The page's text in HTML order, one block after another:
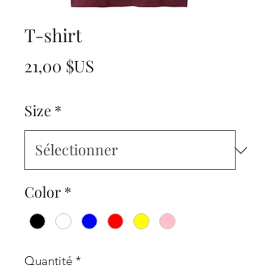
T-shirt
21,00 $US
Size *
Color *
Quantité *